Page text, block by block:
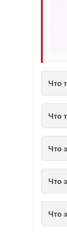
Что
Что
Что
Что
Что